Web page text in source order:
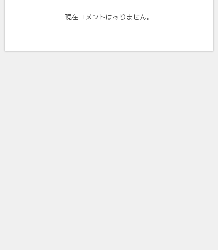
現在コメントはありません。